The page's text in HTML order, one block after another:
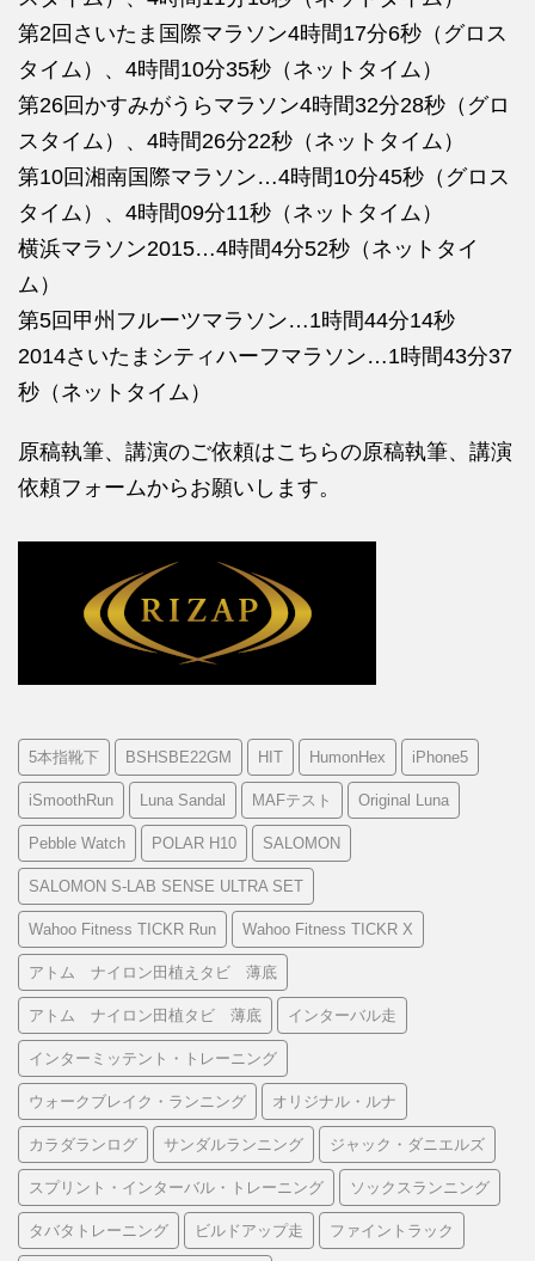
第2回さいたま国際マラソン4時間17分6秒（グロス
タイム）、4時間10分35秒（ネットタイム）
第26回かすみがうらマラソン4時間32分28秒（グロ
スタイム）、4時間26分22秒（ネットタイム）
第10回湘南国際マラソン…4時間10分45秒（グロス
タイム）、4時間09分11秒（ネットタイム）
横浜マラソン2015…4時間4分52秒（ネットタイ
ム）
第5回甲州フルーツマラソン…1時間44分14秒
2014さいたまシティハーフマラソン…1時間43分37
秒（ネットタイム）
原稿執筆、講演のご依頼はこちらの原稿執筆、講演
依頼フォームからお願いします。
5本指靴下 BSHSBE22GM HIT HumonHex iPhone5
iSmoothRun Luna Sandal MAFテスト Original Luna
Pebble Watch POLAR H10 SALOMON
SALOMON S-LAB SENSE ULTRA SET
Wahoo Fitness TICKR Run Wahoo Fitness TICKR X
アトム ナイロン田植えタビ 薄底
アトム ナイロン田植タビ 薄底 インターバル走
インターミッテント・トレーニング
ウォークブレイク・ランニング オリジナル・ルナ
カラダランログ サンダルランニング ジャック・ダニエルズ
スプリント・インターバル・トレーニング ソックスランニング
タバタトレーニング ビルドアップ走 ファイントラック